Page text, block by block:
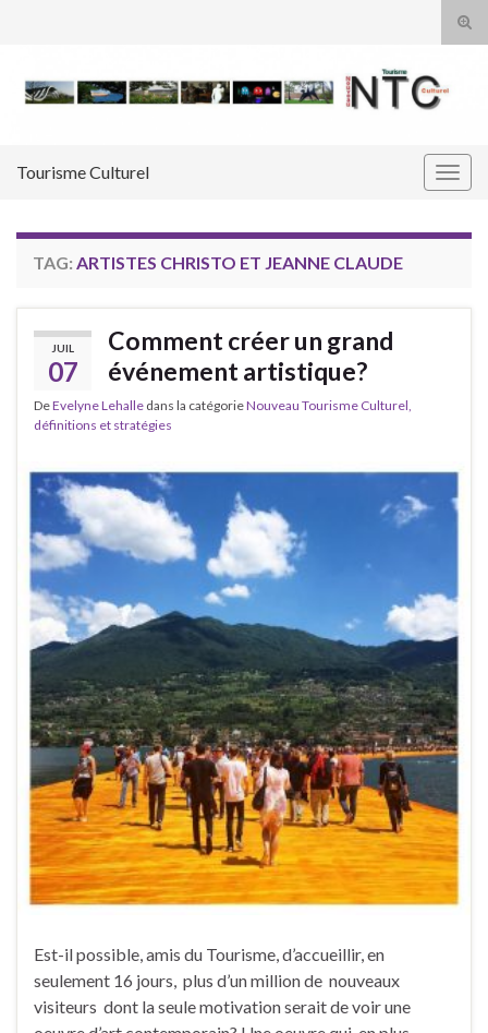
Tourisme Culturel
TAG: ARTISTES CHRISTO ET JEANNE CLAUDE
JUIL
07
Comment créer un grand
événement artistique?
DeEvelyne Lehalle dans la catégorieNouveau Tourisme Culturel,
définitions et stratégies
Est-il possible, amis du Tourisme, d’accueillir, en
seulement 16 jours, plus d’un million de nouveaux
visiteurs dont la seule motivation serait de voir une